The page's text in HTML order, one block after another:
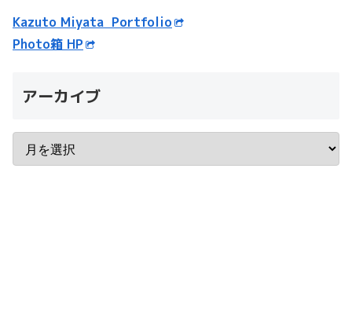
Kazuto Miyata Portfolio
Photo箱 HP
アーカイブ